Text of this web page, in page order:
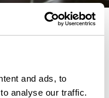
and ads, to
analyse our traffic.